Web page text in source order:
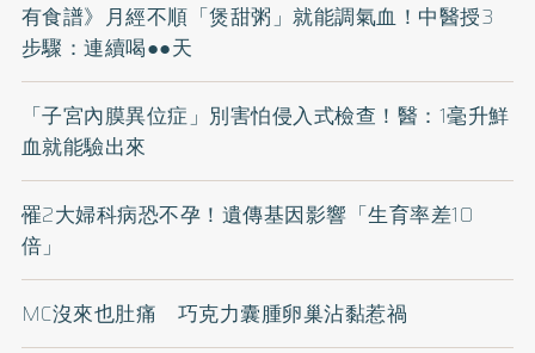
有食譜》月經不順「煲甜粥」就能調氣血！中醫授3
步驟：連續喝●●天
「子宮內膜異位症」別害怕侵入式檢查！醫：1毫升鮮
血就能驗出來
罹2大婦科病恐不孕！遺傳基因影響「生育率差10
倍」
MC沒來也肚痛 巧克力囊腫卵巢沾黏惹禍